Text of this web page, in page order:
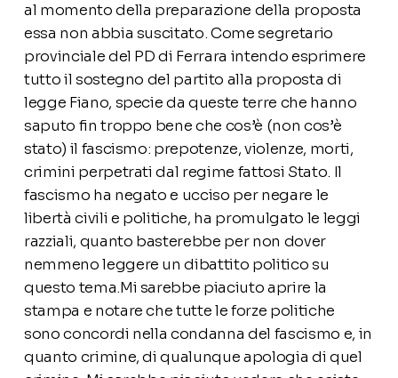
al momento della preparazione della proposta
essa non abbia suscitato. Come segretario
provinciale del PD di Ferrara intendo esprimere
tutto il sostegno del partito alla proposta di
legge Fiano, specie da queste terre che hanno
saputo fin troppo bene che cos’è (non cos’è
stato) il fascismo: prepotenze, violenze, morti,
crimini perpetrati dal regime fattosi Stato. Il
fascismo ha negato e ucciso per negare le
libertà civili e politiche, ha promulgato le leggi
razziali, quanto basterebbe per non dover
nemmeno leggere un dibattito politico su
questo tema.Mi sarebbe piaciuto aprire la
stampa e notare che tutte le forze politiche
sono concordi nella condanna del fascismo e, in
quanto crimine, di qualunque apologia di quel